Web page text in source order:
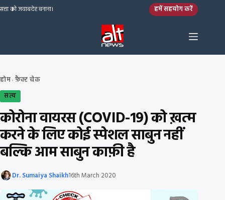
Skip to content
सत्ता को जवाबदेह बनाना। हमें सहयोग करें
होम› फ़ैक्ट चेक
सत्य
कोरोना वायरस (COVID-19) को ख़त्म
करने के लिए कोई स्पेशल साबुन नहीं
बल्कि आम साबुन काफ़ी है
Dr. Sumaiya Shaikh16th March 2020